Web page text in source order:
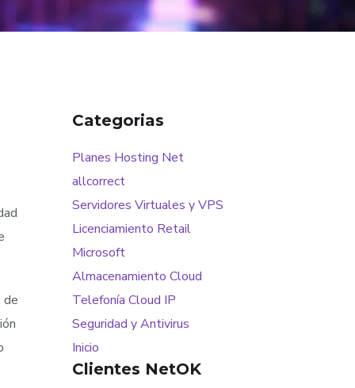
de
Categorias
Planes Hosting Net
allcorrect
Servidores Virtuales y VPS
Licenciamiento Retail
Microsoft
Almacenamiento Cloud
Telefonía Cloud IP
Seguridad y Antivirus
Inicio
Clientes NetOK